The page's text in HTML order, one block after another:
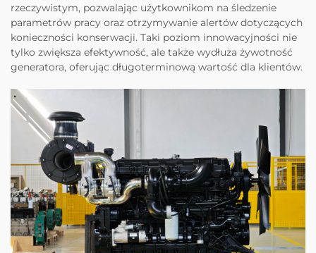
rzeczywistym, pozwalając użytkownikom na śledzenie
parametrów pracy oraz otrzymywanie alertów dotyczących
konieczności konserwacji. Taki poziom innowacyjności nie
tylko zwiększa efektywność, ale także wydłuża żywotność
generatora, oferując długoterminową wartość dla klientów.